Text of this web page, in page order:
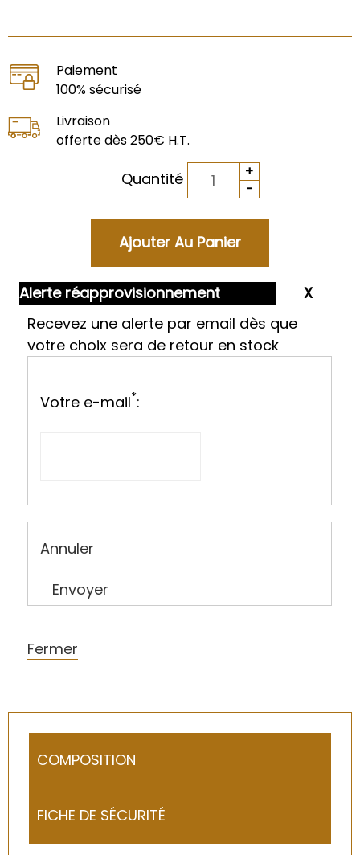
Paiement
100% sécurisé
Livraison
offerte dès 250€ H.T.
Quantité
Alerte réapprovisionnement
Recevez une alerte par email dès que
votre choix sera de retour en stock
Votre e-mail*:
Annuler
Envoyer
Fermer
COMPOSITION
FICHE DE SÉCURITÉ